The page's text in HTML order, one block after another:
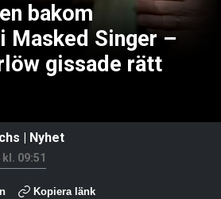
bakom
Masked Singer –
gissade rätt
| Nyhet
09:51
Kopiera länk